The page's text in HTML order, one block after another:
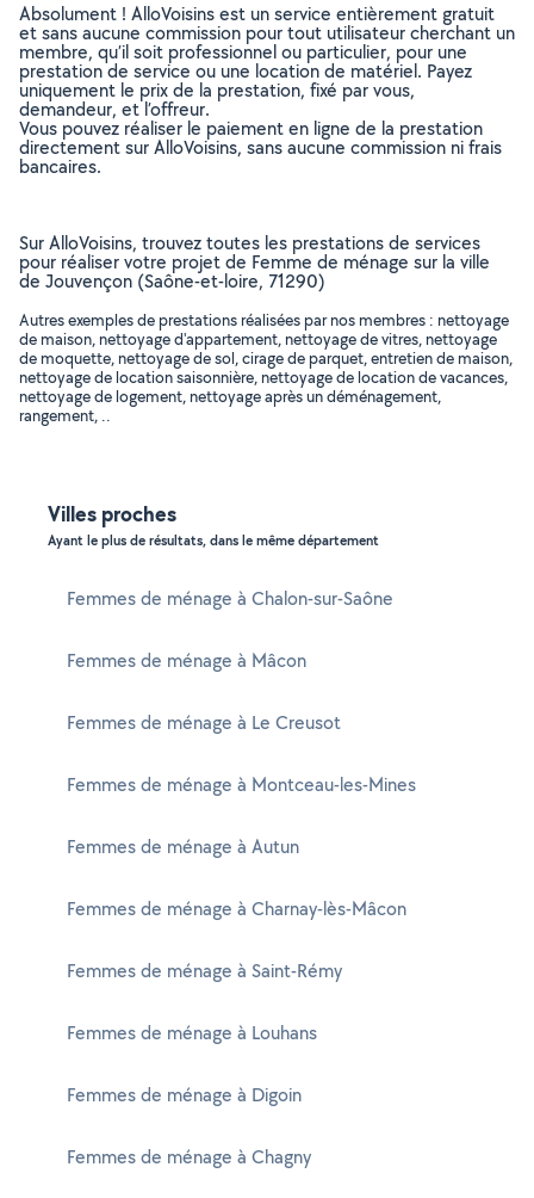
Absolument ! AlloVoisins est un service entièrement gratuit
et sans aucune commission pour tout utilisateur cherchant un
membre, qu’il soit professionnel ou particulier, pour une
prestation de service ou une location de matériel. Payez
uniquement le prix de la prestation, fixé par vous,
demandeur, et l’offreur.
Vous pouvez réaliser le paiement en ligne de la prestation
directement sur AlloVoisins, sans aucune commission ni frais
bancaires.
Sur AlloVoisins, trouvez toutes les prestations de services
pour réaliser votre projet de Femme de ménage sur la ville
de Jouvençon (Saône-et-loire, 71290)
Autres exemples de prestations réalisées par nos membres : nettoyage
de maison, nettoyage d'appartement, nettoyage de vitres, nettoyage
de moquette, nettoyage de sol, cirage de parquet, entretien de maison,
nettoyage de location saisonnière, nettoyage de location de vacances,
nettoyage de logement, nettoyage après un déménagement,
rangement, ..
Villes proches
Ayant le plus de résultats, dans le même département
Femmes de ménage à Chalon-sur-Saône
Femmes de ménage à Mâcon
Femmes de ménage à Le Creusot
Femmes de ménage à Montceau-les-Mines
Femmes de ménage à Autun
Femmes de ménage à Charnay-lès-Mâcon
Femmes de ménage à Saint-Rémy
Femmes de ménage à Louhans
Femmes de ménage à Digoin
Femmes de ménage à Chagny